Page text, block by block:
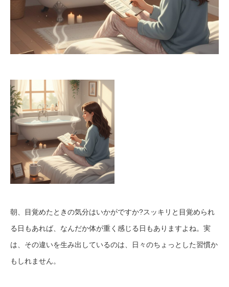
朝、目覚めたときの気分はいかがですか?スッキリと目覚められ
る日もあれば、なんだか体が重く感じる日もありますよね。実
は、その違いを生み出しているのは、日々のちょっとした習慣か
もしれません。